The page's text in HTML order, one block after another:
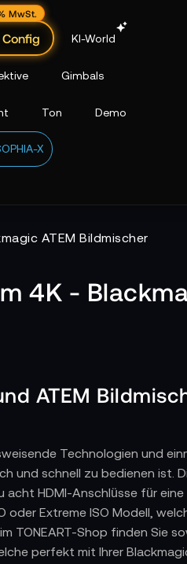
MwSt.
KI-World
Gimbals
Ton Demo
X
ATEM Bildmischer
4K -
ATEM
Technologien und
und schnell zu bedienen ist.
HDMI-Anschlüsse für
oder Extreme ISO Modell,
TONEART-Shop finden Sie
perfekt mit Ihrer